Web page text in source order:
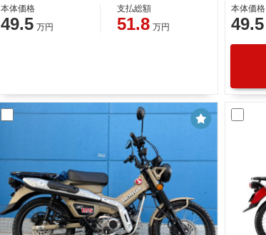
本体価格
49.5 万円
支払総額
51.8 万円
本体価格
49.5